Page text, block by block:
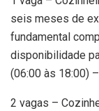
seis meses de
fundamental
disponibilidade
(06:00 às 18:00)
2 vagas –